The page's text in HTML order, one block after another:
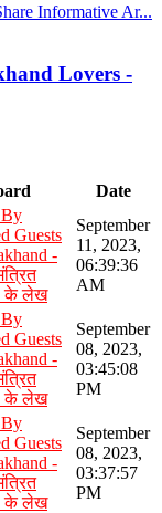
Informative Ar...
Lovers -
Date
Guests
-
के लेख
September
11, 2023,
06:39:36
AM
Guests
-
के लेख
September
08, 2023,
03:45:08
PM
Guests
-
के लेख
September
08, 2023,
03:37:57
PM